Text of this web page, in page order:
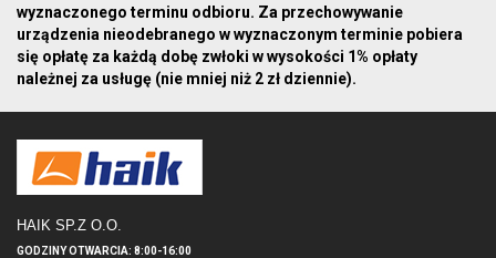
wyznaczonego terminu odbioru. Za przechowywanie
urządzenia nieodebranego w wyznaczonym terminie pobiera
się opłatę za każdą dobę zwłoki w wysokości 1% opłaty
należnej za usługę (nie mniej niż 2 zł dziennie).
HAIK SP.Z O.O
GODZINY OTWARCIA: 8:00-16:00